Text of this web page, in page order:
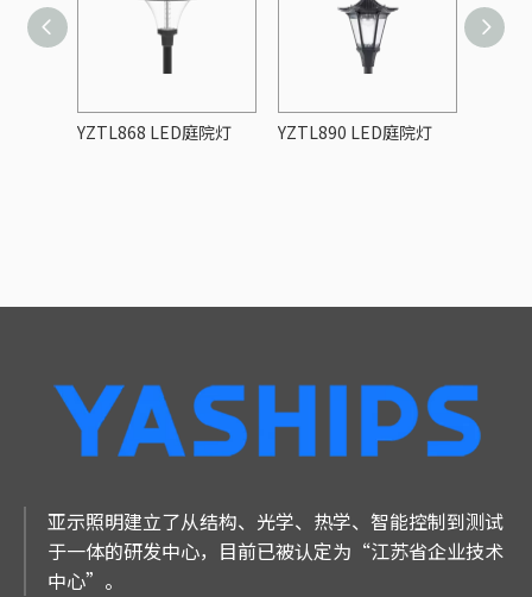
YZTL868 LED庭院灯 YZTL890 LED庭院灯
亚示照明建立了从结构、光学、热学、智能控制到测试
于一体的研发中心，目前已被认定为“江苏省企业技术
中心”。